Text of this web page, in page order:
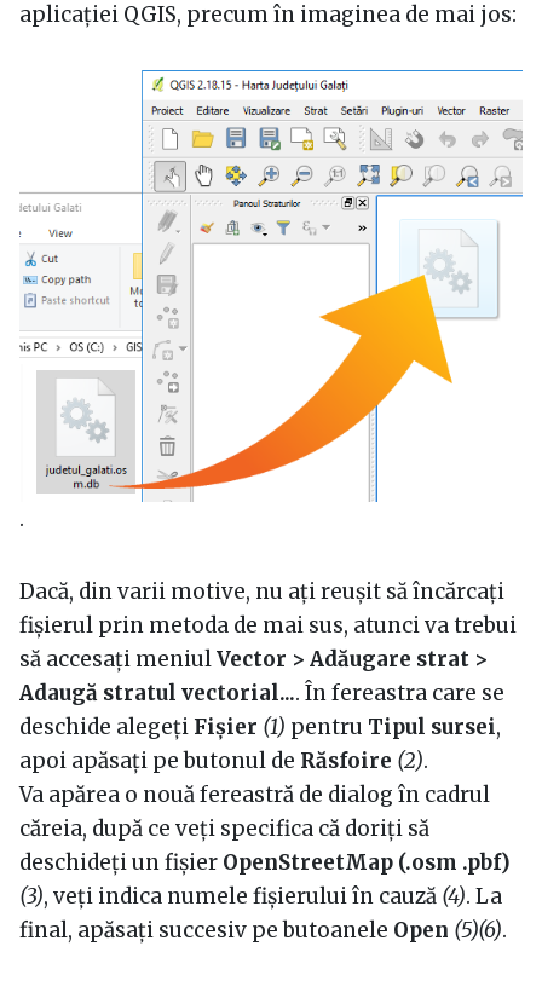
aplicației QGIS, precum în imaginea de mai jos:
.
Dacă, din varii motive, nu ați reușit să încărcați
fișierul prin metoda de mai sus, atunci va trebui
să accesați meniulVector > Adăugare strat >
Adaugă stratul vectorial.... În fereastra care se
deschide alegeți Fișier (1) pentru Tipul sursei,
apoi apăsați pe butonul de Răsfoire (2).
Va apărea o nouă fereastră de dialog în cadrul
căreia, după ce veți specifica că doriți să
deschideți un fișier OpenStreetMap (.osm .pbf)
(3), veți indica numele fișierului în cauză (4). La
final, apăsați succesiv pe butoanele Open (5)(6).